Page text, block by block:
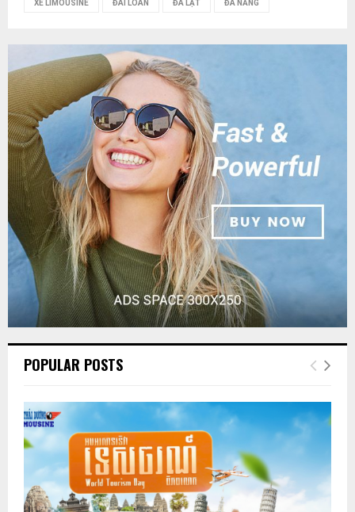
XE LIMOUSINE ĐÀI LOAN ĐÀ LẠT ĐÀ NẴNG
POPULAR POSTS